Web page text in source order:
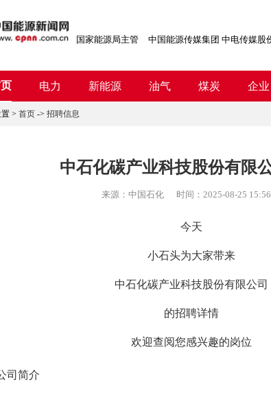
国家能源局主管 中国能源传媒集团 中电传媒股
电力 新能源 油气 煤炭 企业
> 首页 -> 招聘信息
中石化碳产业科技股份有限
来源： 中国石化 时间： 2025-08-25 15:56
今天
小石头为大家带来
中石化碳产业科技股份有限公司
的招聘详情
欢迎查阅您感兴趣的岗位
司简介